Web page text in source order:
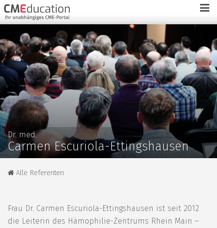
Dr. med.
Carmen Escuriola-Ettingshausen
Alle Referenten
Frau Dr. Carmen Escuriola-Ettingshausen ist seit 2012
die Leiterin des Hämophilie-Zentrums Rhein Main –